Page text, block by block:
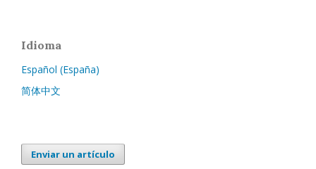
Idioma
Español (España)
简体中文
Enviar un artículo